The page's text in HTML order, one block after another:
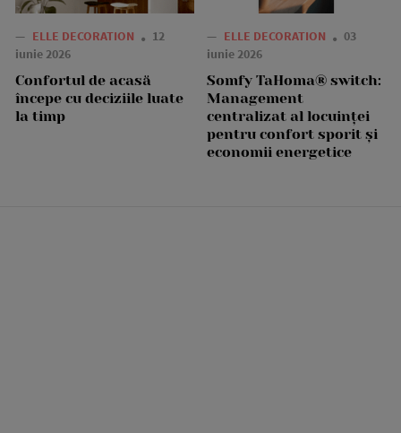
— ELLE DECORATION
12
iunie 2026
Confortul de acasă
începe cu deciziile luate
la timp
— ELLE DECORATION
03
iunie 2026
Somfy TaHoma® switch:
Management
centralizat al locuinței
pentru confort sporit și
economii energetice